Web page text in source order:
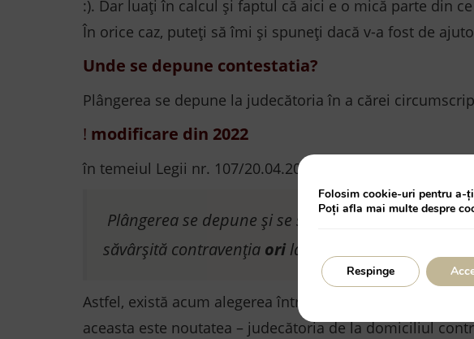
:). Dar luați în calcul și faptul că aici e o mică parte din
În orice caz, puteți să îmi și spuneți dacă v-a fost de
Unde se depune contestatia?
Plângerea se depune la judecătoria în a cărei
! modificare din 2022
în temeiul Legii nr. 107/20.04.2022, art.
Plângerea se depune și se soluționează în baza
săvârșită contravenția ori la judecătoria în a cărei
Astfel, există acum alegerea între două instanțe
aceasta este noutatea – judecătoria de la domiciliul
Folosim cookie-uri pentru a-
Poți afla mai multe despre
Respinge